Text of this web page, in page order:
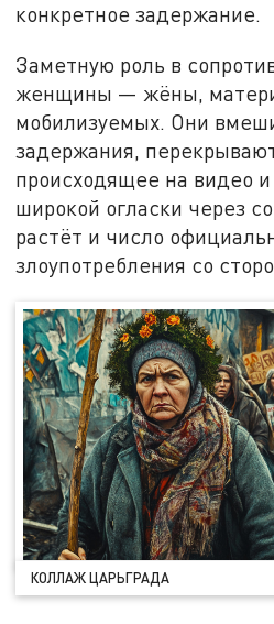
конкретное задержание.
Заметную роль в
женщины — жёны,
мобилизуемых. Они
задержания,
происходящее на видео
широкой огласки через
растёт и число
злоупотребления со
КОЛЛАЖ ЦАРЬГРАДА